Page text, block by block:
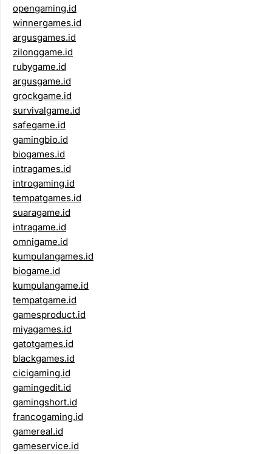
opengaming.id
winnergames.id
argusgames.id
zilonggame.id
rubygame.id
argusgame.id
grockgame.id
survivalgame.id
safegame.id
gamingbio.id
biogames.id
intragames.id
introgaming.id
tempatgames.id
suaragame.id
intragame.id
omnigame.id
kumpulangames.id
biogame.id
kumpulangame.id
tempatgame.id
gamesproduct.id
miyagames.id
gatotgames.id
blackgames.id
cicigaming.id
gamingedit.id
gamingshort.id
francogaming.id
gamereal.id
gameservice.id